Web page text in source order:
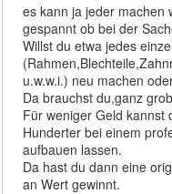
es kann ja jeder machen
gespannt ob bei der
Willst du etwa jedes
u.w.w.i.) neu machen
Da brauchst du,ganz
Für weniger Geld kannst
Hunderter bei einem
aufbauen lassen.
Da hast du dann eine
an Wert gewinnt.